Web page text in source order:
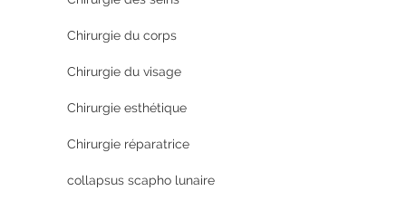
Chirurgie du corps
Chirurgie du visage
Chirurgie esthétique
Chirurgie réparatrice
collapsus scapho lunaire